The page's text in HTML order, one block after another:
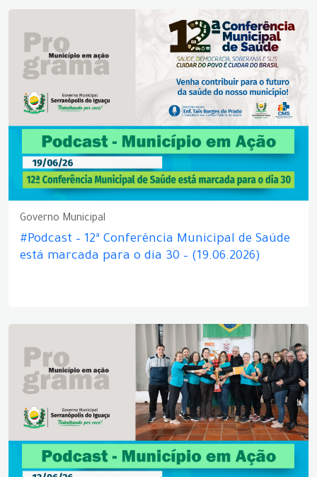
Governo Municipal
#Podcast – 12ª Conferência Municipal de Saúde
está marcada para o dia 30 – (19.06.2026)